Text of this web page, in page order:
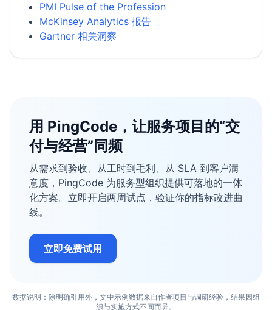
PMI Pulse of the Profession
McKinsey Analytics 报告
Gartner 相关洞察
用 PingCode，让服务项目的“交
付与经营”同频
从需求到验收、从工时到毛利、从 SLA 到客户满
意度，PingCode 为服务型组织提供可落地的一体
化方案。立即开启两周试点，验证你的指标改进曲
线。
立即免费试用
数据说明：除明确引用外，文中示例数据来自作者项目与调研经验，结果因组
织与实施方式不同而异。